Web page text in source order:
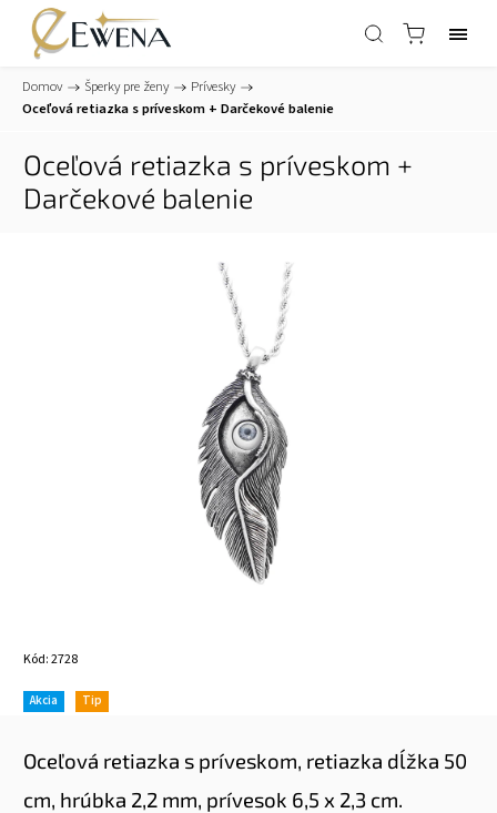
Domov / Šperky pre ženy / Prívesky /
Oceľová retiazka s príveskom + Darčekové balenie
Oceľová retiazka s príveskom +
Darčekové balenie
Kód:2728
Akcia Tip
Oceľová retiazka s príveskom, retiazka dĺžka 50
cm, hrúbka 2,2 mm, prívesok 6,5 x 2,3 cm.